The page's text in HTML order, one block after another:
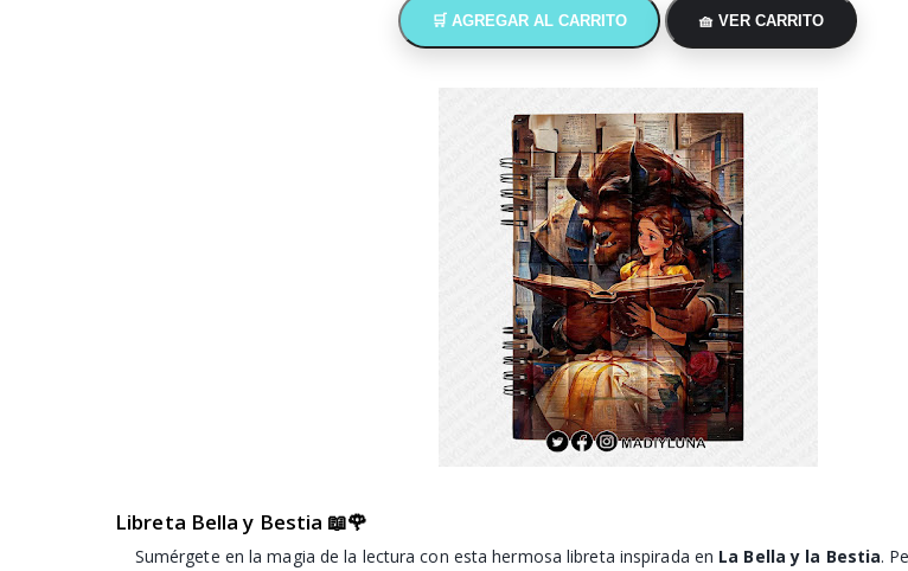
🛒 AGREGAR AL CARRITO 🧺 VER CARRITO
Libreta Bella y Bestia 📖🌹
Sumérgete en la magia de la lectura con esta hermosa libreta inspirada en La Bella y la Bestia.